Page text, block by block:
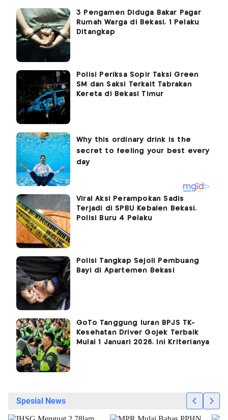
3 Pengamen Diduga Bakar Pagar
Rumah Warga di Bekasi, 1 Pelaku
Ditangkap
Polisi Periksa Sopir Taksi Green
SM dan Saksi Terkait Tabrakan
Kereta di Bekasi Timur
Viral Aksi Perampokan Sadis
Terjadi di SPBU Kebalen Bekasi,
Polisi Buru 4 Pelaku
Polisi Tangkap Sejoli Pembuang
Bayi di Apartemen Bekasi
GoTo Tanggung Iuran BPJS TK-
Kesehatan Driver Gojek Terbaik
Mulai 1 Januari 2026, Ini Kriterianya